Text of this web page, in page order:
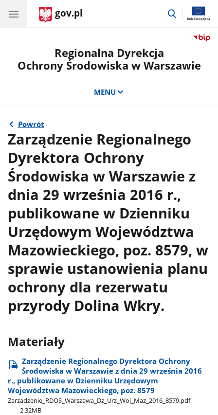
gov.pl
przejdź
Regionalna Dyrekcja
Ochrony Środowiska w Warszawie
MENU
Powrót
Zarządzenie Regionalnego
Dyrektora Ochrony
Środowiska w Warszawie z
dnia 29 września 2016 r.,
publikowane w Dzienniku
Urzędowym Województwa
Mazowieckiego, poz. 8579, w
sprawie ustanowienia planu
ochrony dla rezerwatu
przyrody Dolina Wkry.
Materiały
Zarządzenie Regionalnego Dyrektora Ochrony
Środowiska w Warszawie z dnia 29 września 2016
r., publikowane w Dzienniku Urzędowym
Województwa Mazowieckiego, poz. 8579
Zarzadzenie​_RDOS​_Warszawa​_Dz​_Urz​_Woj​_Maz​_2016​_8579.pdf
2.32MB